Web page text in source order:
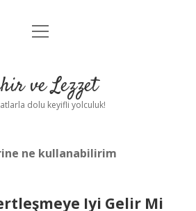
Anasayfa
Yasal Uyarı
menüyü
ve Lezzet
dolu keyifli yolculuk!
ne kullanabilirim
Iyi Gelir Mi